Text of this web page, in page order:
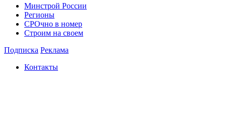
Минстрой России
Регионы
СРОчно в номер
Строим на своем
Подписка Реклама
Контакты